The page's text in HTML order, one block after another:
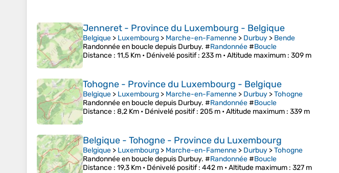
Jenneret - Province du Luxembourg - Belgique
Belgique > Luxembourg > Marche-en-Famenne > Durbuy > Bende
Randonnée en boucle depuis Durbuy. #Randonnée#Boucle
Distance : 11,5 Km • Dénivelé positif: 233 m •Altitude maximum : 309 m
Tohogne - Province du Luxembourg - Belgique
Belgique > Luxembourg > Marche-en-Famenne > Durbuy >Tohogne
Randonnée en boucle depuis Durbuy. #Randonnée#Boucle
Distance : 8,2 Km • Dénivelé positif: 205 m •Altitude maximum : 339 m
Belgique - Tohogne - Province du Luxembourg
Belgique > Luxembourg > Marche-en-Famenne > Durbuy >Tohogne
Randonnée en boucle depuis Durbuy. #Randonnée#Boucle
Distance : 19,3 Km • Dénivelé positif: 442 m •Altitude maximum : 327 m